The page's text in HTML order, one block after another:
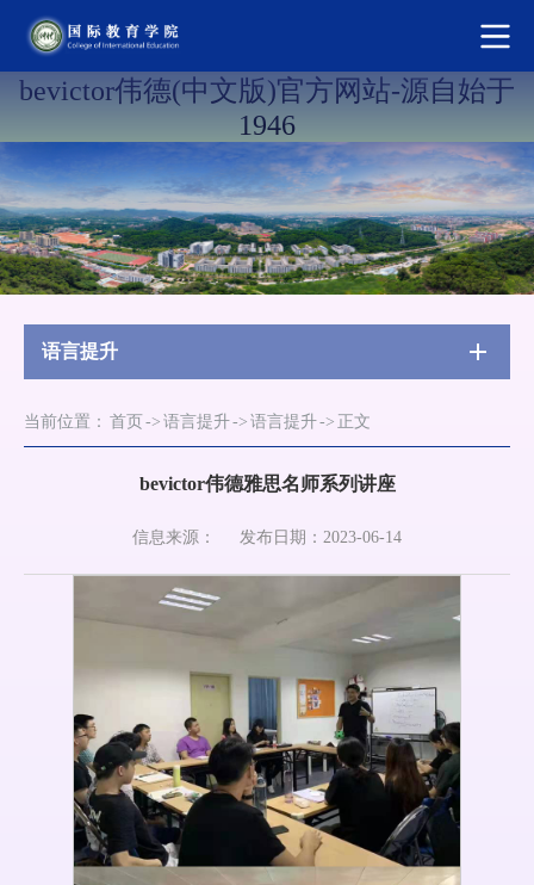
bevictor伟德(中文版)官方网站-源自始于
1946
语言提升
当前位置： 首页 -> 语言提升-> 语言提升-> 正文
bevictor伟德雅思名师系列讲座
信息来源： 发布日期：2023-06-14